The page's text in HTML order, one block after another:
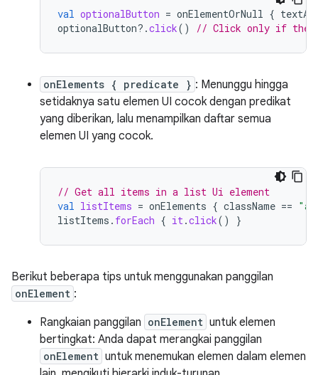
val optionalButton = onElementOrNull {
optionalButton?.click() // Click only if the
onElements { predicate } : Menunggu hingga
setidaknya satu elemen UI cocok dengan predikat
yang diberikan, lalu menampilkan daftar semua
elemen UI yang cocok.
// Get all items in a list Ui element
val listItems = onElements { className ==
listItems . forEach { it.click() }
Berikut beberapa tips untuk menggunakan panggilan
onElement :
Rangkaian panggilan onElement untuk elemen
bertingkat: Anda dapat merangkai panggilan
onElement untuk menemukan elemen dalam elemen